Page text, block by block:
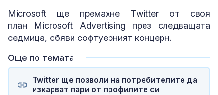
Microsoft ще премахне Twitter от своя
план Microsoft Advertising през следващата
седмица, обяви софтуерният концерн.
Още по темата
Twitter ще позволи на потребителите да
изкарват пари от профилите си